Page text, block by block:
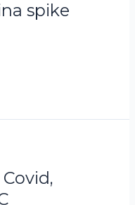
spike